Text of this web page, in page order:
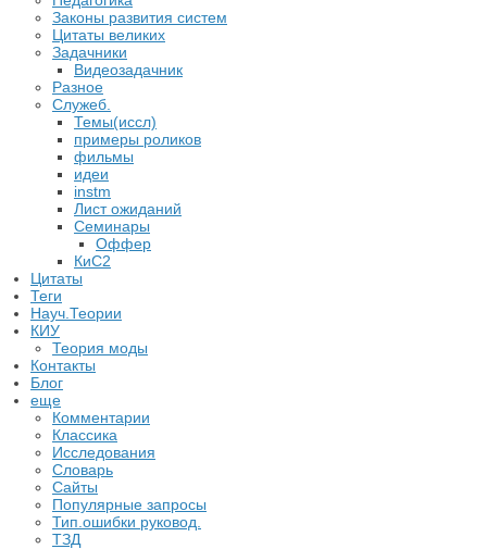
Законы развития систем
Цитаты великих
Задачники
Видеозадачник
Разное
Служеб.
Темы(иссл)
примеры роликов
фильмы
идеи
instm
Лист ожиданий
Семинары
Оффер
КиС2
Цитаты
Теги
Науч.Теории
КИУ
Теория моды
Контакты
Блог
еще
Комментарии
Классика
Исследования
Словарь
Сайты
Популярные запросы
Тип.ошибки руковод.
ТЗД